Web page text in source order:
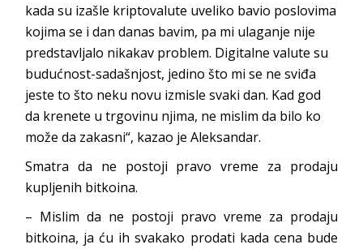
kada su izašle kriptovalute uveliko bavio poslovima
kojima se i dan danas bavim, pa mi ulaganje nije
predstavljalo nikakav problem. Digitalne valute su
budućnost-sadašnjost, jedino što mi se ne sviđa
jeste to što neku novu izmisle svaki dan. Kad god
da krenete u trgovinu njima, ne mislim da bilo ko
može da zakasni“, kazao je Aleksandar.
Smatra da ne postoji pravo vreme za prodaju
kupljenih bitkoina.
– Mislim da ne postoji pravo vreme za prodaju
bitkoina, ja ću ih svakako prodati kada cena bude